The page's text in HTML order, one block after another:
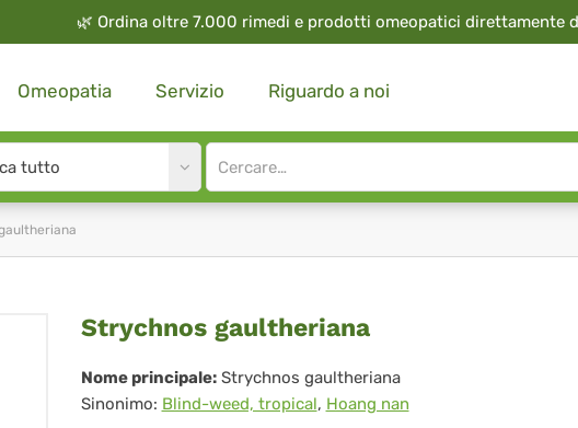
🌿 Ordina oltre 7.000 rimedi e prodotti omeopatici direttamente
Omeopatia Servizio Riguardo a noi
Site
search
Strychnos
gaultheriana
Strychnos gaultheriana
Nome principale: Strychnos gaultheriana
Sinonimo: Blind-weed, tropical, Hoang nan